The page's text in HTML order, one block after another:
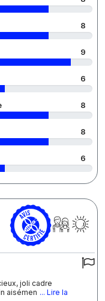
8
9
6
8
8
6
joli cadre
aisémen ... Lire la